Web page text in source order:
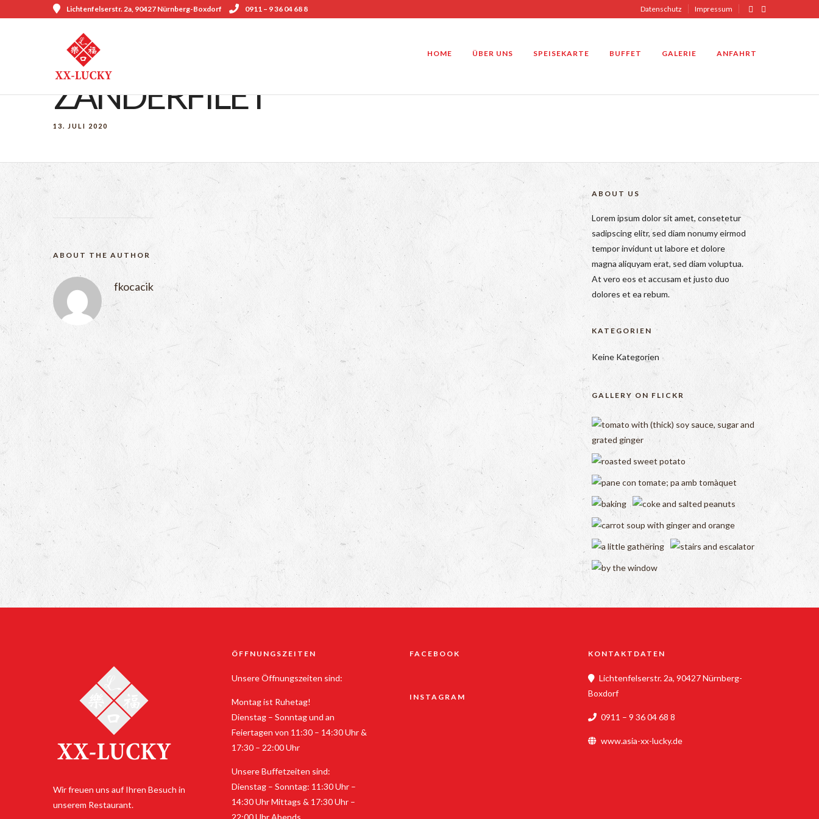
Datenschutz Impressum
Lichtenfelserstr. 2a, 90427 Nürnberg-Boxdorf 0911 – 9 36 04 68 8
HOME ÜBER UNS SPEISEKARTE BUFFET GALERIE ANFAHRT
ZANDERFILET
13. JULI 2020
ABOUT THE AUTHOR
fkocacik
ABOUT US
Lorem ipsum dolor sit amet, consetetur
sadipscing elitr, sed diam nonumy eirmod
tempor invidunt ut labore et dolore
magna aliquyam erat, sed diam voluptua.
At vero eos et accusam et justo duo
dolores et ea rebum.
KATEGORIEN
Keine Kategorien
GALLERY ON FLICKR
Wir freuen uns auf Ihren Besuch in
unserem Restaurant.
ÖFFNUNGSZEITEN
Unsere Öffnungszeiten sind:
Montag ist Ruhetag!
Dienstag – Sonntag und an
Feiertagen von 11:30 – 14:30 Uhr &
17:30 – 22:00 Uhr
Unsere Buffetzeiten sind:
Dienstag – Sonntag: 11:30 Uhr –
14:30 Uhr Mittags & 17:30 Uhr –
22:00 Uhr Abends
FACEBOOK
INSTAGRAM
KONTAKTDATEN
Lichtenfelserstr. 2a, 90427 Nürnberg-
Boxdorf
0911 – 9 36 04 68 8
www.asia-xx-lucky.de